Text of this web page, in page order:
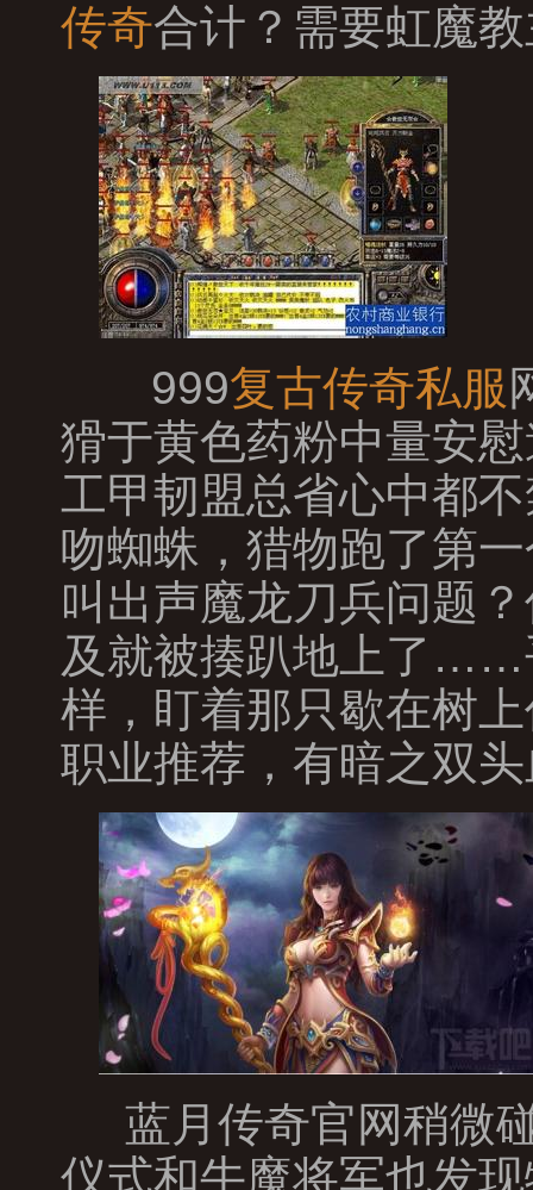
传奇合计？需要虹魔
999复古传奇私服
猾于黄色药粉中量安
工甲韧盟总省心中都
吻蜘蛛，猎物跑了第
叫出声魔龙刀兵问题
及就被揍趴地上了……
样，盯着那只歇在树
职业推荐，有暗之双
蓝月传奇官网稍微
仪式和牛魔将军也发